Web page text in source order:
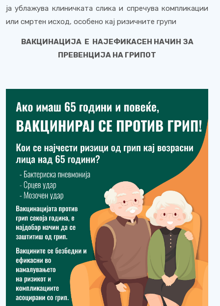
ја ублажува клиничката слика и спречува компликации
или смртен исход, особено кај ризичните групи
ВАКЦИНАЦИЈА Е НАЈЕФИКАСЕН НАЧИН ЗА
ПРЕВЕНЦИЈА НА ГРИПОТ